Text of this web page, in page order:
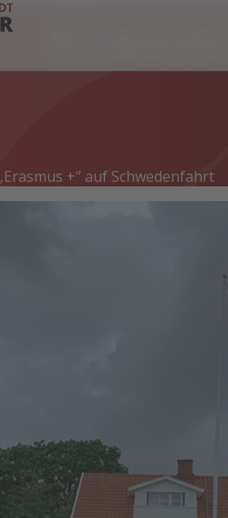
+“ auf Schwedenfahrt